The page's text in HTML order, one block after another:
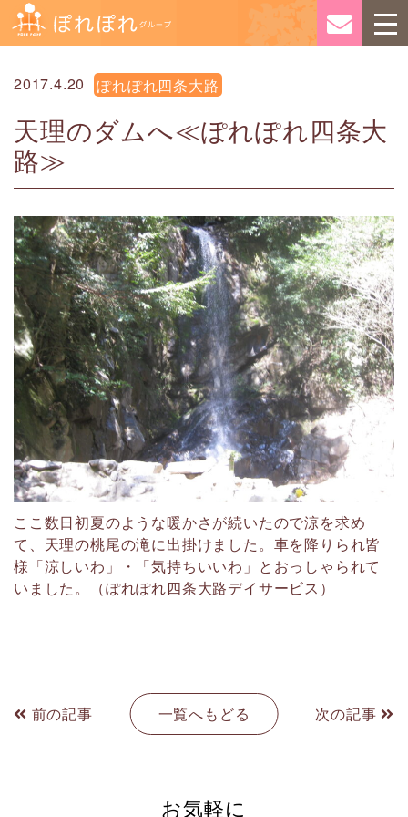
2017.4.20 ぽれぽれ四条大路
天理のダムへ≪ぽれぽれ四条大
路≫
ここ数日初夏のような暖かさが続いたので涼を求め
て、天理の桃尾の滝に出掛けました。車を降りられ皆
様「涼しいわ」・「気持ちいいわ」とおっしゃられて
いました。（ぽれぽれ四条大路デイサービス）
前の記事 一覧へもどる 次の記事
お気軽に